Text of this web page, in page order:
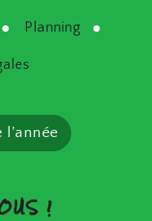
Planning
l'année
!